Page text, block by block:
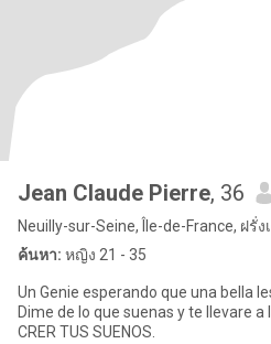
Jean Claude Pierre, 36
Neuilly-sur-Seine, Île-de-France, ฝรั่ง
ค้นหา: หญิง 21 - 35
Un Genie esperando que una bella les
Dime de lo que suenas y te llevare a
CRER TUS SUENOS.